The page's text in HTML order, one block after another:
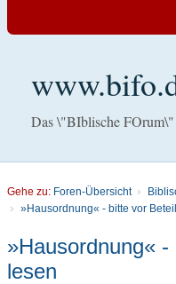
Das \"BIblische FOrum\"
Gehe zu: Foren-Übersicht
»Hausordnung« - bitte vor
»Hausordnung«
lesen